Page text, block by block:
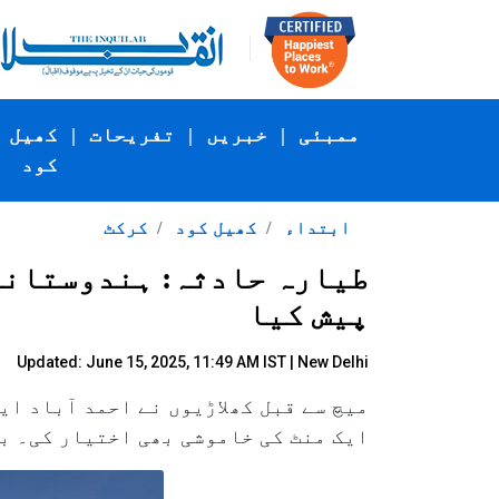
کھیل
کود
| تفریحات | خبریں | ممبئی
کرکٹ کھیل کود ابتداء
طیارہ حادثہ:
پیش کیا
Updated: June 15, 2025, 11:49 AM IST | New Delhi
میچ سے قبل کھلاڑیوں نے احمد آباد
ایک منٹ کی خاموشی بھی اختیار کی۔